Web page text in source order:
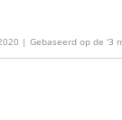
| Gebaseerd op de '3